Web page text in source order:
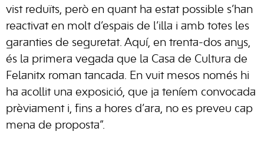
vist reduïts, però en quant ha estat possible s’han
reactivat en molt d’espais de l’illa i amb totes les
garanties de seguretat. Aquí, en trenta-dos anys,
és la primera vegada que la Casa de Cultura de
Felanitx roman tancada. En vuit mesos només hi
ha acollit una exposició, que ja teníem convocada
prèviament i, fins a hores d’ara, no es preveu cap
mena de proposta”.